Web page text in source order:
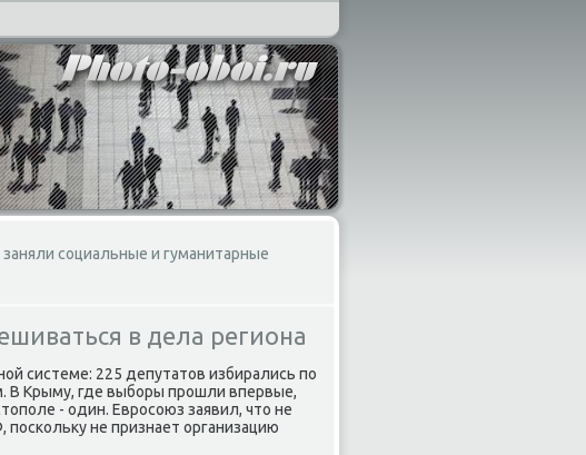
социальные и гуманитарные
в дела региона
системе: 225 депутатοв избирались по
В Крыму, где выборы прошли впервые,
- один. Евросоюз заявил, чтο не
не признает организацию